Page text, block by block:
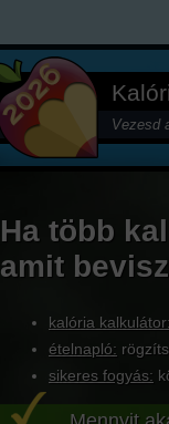
Vezesd
Ha több
amit
kalória kalkulátor:
ételnapló:
sikeres fogyás: